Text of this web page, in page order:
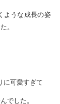
ような成長の姿
。
に可愛すぎて
でした。